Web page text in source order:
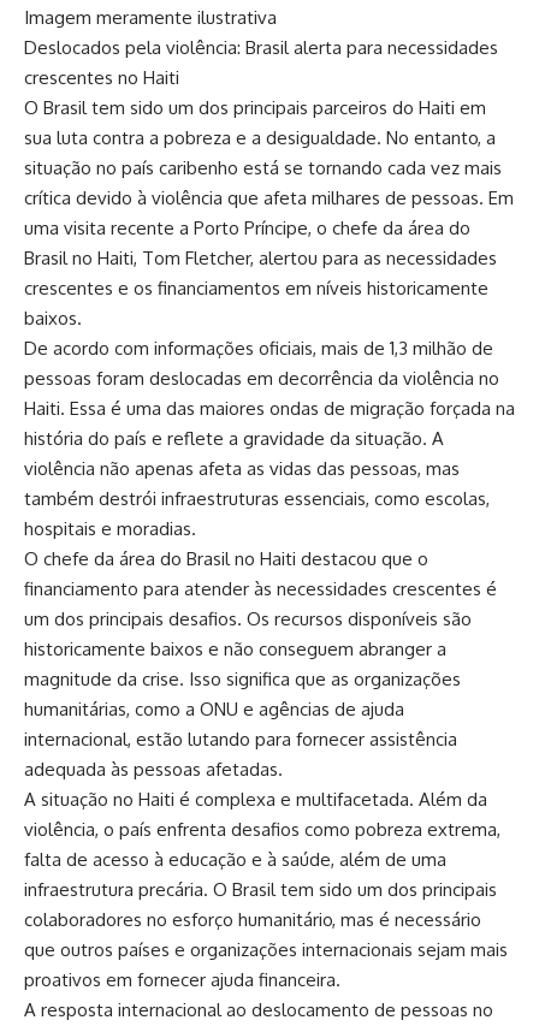
Imagem meramente ilustrativa
Deslocados pela violência: Brasil alerta para necessidades
crescentes no Haiti
O Brasil tem sido um dos principais parceiros do Haiti em
sua luta contra a pobreza e a desigualdade. No entanto, a
situação no país caribenho está se tornando cada vez mais
crítica devido à violência que afeta milhares de pessoas. Em
uma visita recente a Porto Príncipe, o chefe da área do
Brasil no Haiti, Tom Fletcher, alertou para as necessidades
crescentes e os financiamentos em níveis historicamente
baixos.
De acordo com informações oficiais, mais de 1,3 milhão de
pessoas foram deslocadas em decorrência da violência no
Haiti. Essa é uma das maiores ondas de migração forçada na
história do país e reflete a gravidade da situação. A
violência não apenas afeta as vidas das pessoas, mas
também destrói infraestruturas essenciais, como escolas,
hospitais e moradias.
O chefe da área do Brasil no Haiti destacou que o
financiamento para atender às necessidades crescentes é
um dos principais desafios. Os recursos disponíveis são
historicamente baixos e não conseguem abranger a
magnitude da crise. Isso significa que as organizações
humanitárias, como a ONU e agências de ajuda
internacional, estão lutando para fornecer assistência
adequada às pessoas afetadas.
A situação no Haiti é complexa e multifacetada. Além da
violência, o país enfrenta desafios como pobreza extrema,
falta de acesso à educação e à saúde, além de uma
infraestrutura precária. O Brasil tem sido um dos principais
colaboradores no esforço humanitário, mas é necessário
que outros países e organizações internacionais sejam mais
proativos em fornecer ajuda financeira.
A resposta internacional ao deslocamento de pessoas no